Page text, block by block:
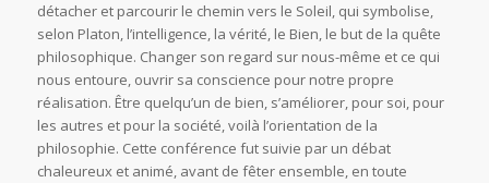
détacher et parcourir le chemin vers le Soleil, qui symbolise,
selon Platon, l’intelligence, la vérité, le Bien, le but de la quête
philosophique. Changer son regard sur nous-même et ce qui
nous entoure, ouvrir sa conscience pour notre propre
réalisation. Être quelqu’un de bien, s’améliorer, pour soi, pour
les autres et pour la société, voilà l’orientation de la
philosophie. Cette conférence fut suivie par un débat
chaleureux et animé, avant de fêter ensemble, en toute